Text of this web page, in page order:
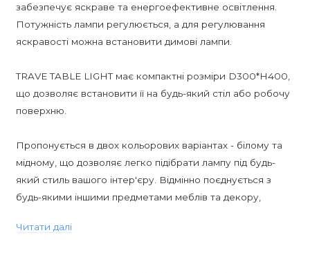
забезпечує яскраве та енергоефективне освітлення.
Потужність лампи регулюється, а для регулювання
яскравості можна встановити димові лампи.
TRAVE TABLE LIGHT має компактні розміри D300*H400,
що дозволяє встановити її на будь-який стіл або робочу
поверхню.
Пропонується в двох кольорових варіантах - білому та
мідному, що дозволяє легко підібрати лампу під будь-
який стиль вашого інтер'єру. Відмінно поєднується з
будь-якими іншими предметами меблів та декору,
Читати далі